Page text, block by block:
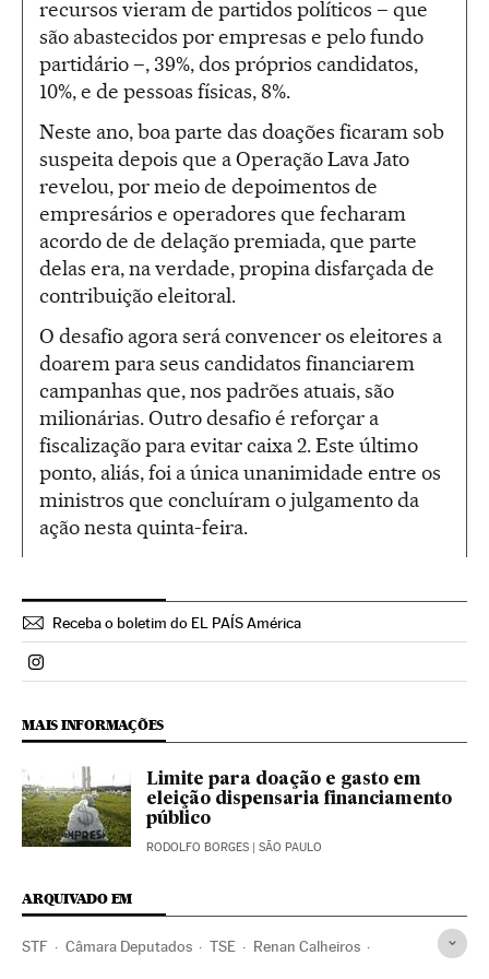
recursos vieram de partidos políticos – que
são abastecidos por empresas e pelo fundo
partidário –, 39%, dos próprios candidatos,
10%, e de pessoas físicas, 8%.
Neste ano, boa parte das doações ficaram sob
suspeita depois que a Operação Lava Jato
revelou, por meio de depoimentos de
empresários e operadores que fecharam
acordo de de delação premiada, que parte
delas era, na verdade, propina disfarçada de
contribuição eleitoral.
O desafio agora será convencer os eleitores a
doarem para seus candidatos financiarem
campanhas que, nos padrões atuais, são
milionárias. Outro desafio é reforçar a
fiscalização para evitar caixa 2. Este último
ponto, aliás, foi a única unanimidade entre os
ministros que concluíram o julgamento da
ação nesta quinta-feira.
Receba o boletim do EL PAÍS América
Politica El País Brasil en Instagram
MAIS INFORMAÇÕES
Limite para doação e gasto em
eleição dispensaria financiamento
público
RODOLFO BORGES | SÃO PAULO
ARQUIVADO EM
STF Câmara Deputados TSE Renan Calheiros